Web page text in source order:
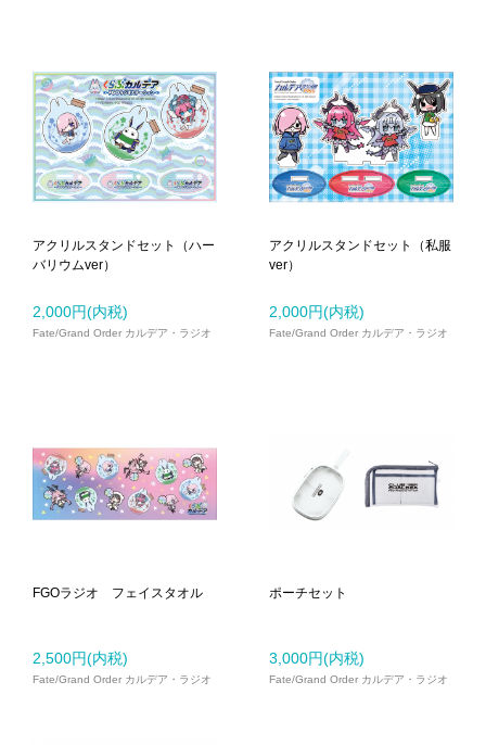
アクリルスタンドセット（ハー
バリウムver）
2,000円(内税)
Fate/Grand Order カルデア・ラジオ
アクリルスタンドセット（私服
ver）
2,000円(内税)
Fate/Grand Order カルデア・ラジオ
FGOラジオ フェイスタオル
2,500円(内税)
Fate/Grand Order カルデア・ラジオ
ポーチセット
3,000円(内税)
Fate/Grand Order カルデア・ラジオ